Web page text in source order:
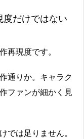
度だけではない
再現度です。
通りか。キャラク
ファンが細かく見
では足りません。